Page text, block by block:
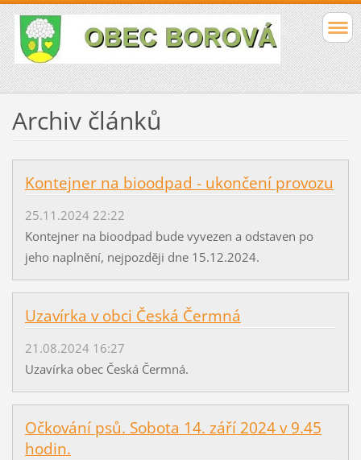
Archiv článků
Kontejner na bioodpad - ukončení provozu
25.11.2024 22:22
Kontejner na bioodpad bude vyvezen a odstaven po
jeho naplnění, nejpozději dne 15.12.2024.
Uzavírka v obci Česká Čermná
21.08.2024 16:27
Uzavírka obec Česká Čermná.
Očkování psů. Sobota 14. září 2024 v 9.45
hodin.